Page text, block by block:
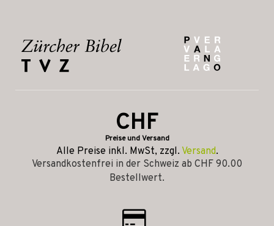
CHF
Preise und Versand
Alle Preise inkl. MwSt, zzgl. Versand.
Versandkostenfrei in der Schweiz ab CHF 90.00
Bestellwert.